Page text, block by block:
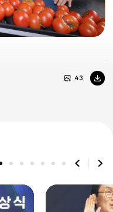
43